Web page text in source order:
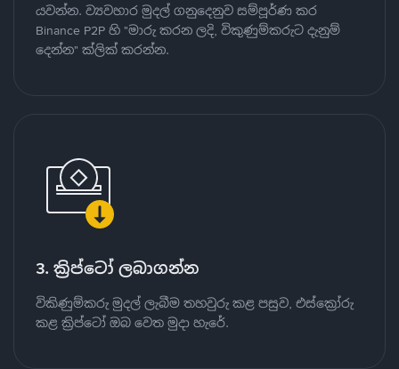
යවන්න. ව්‍යවහාර මුදල් ගනුදෙනුව සම්පූර්ණ කර
Binance P2P හි "මාරු කරන ලදි, විකුණුම්කරුට දැනුම්
දෙන්න" ක්ලික් කරන්න.
3. ක්‍රිප්ටෝ ලබාගන්න
විකිණුම්කරු මුදල් ලැබීම තහවුරු කළ පසුව, එස්ක්‍රෝරු
කළ ක්‍රිප්ටෝ ඔබ වෙත මුදා හැරේ.